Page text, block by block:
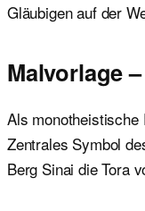
Gläubigen auf der
Malvorlage
Als monotheistische
Zentrales Symbol
Berg Sinai die Tora